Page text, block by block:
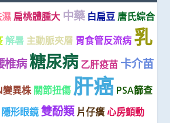
扁桃體腫大 中藥 白扁豆 唐氏綜合
解暑 主動脈夾層 胃食管反流病 乳
椎病糖尿病 乙肝疫苗 卡介苗
變異株 關節扭傷 肝癌 PSA篩查
隱形眼鏡雙酚類 片仔癀 心房顫動